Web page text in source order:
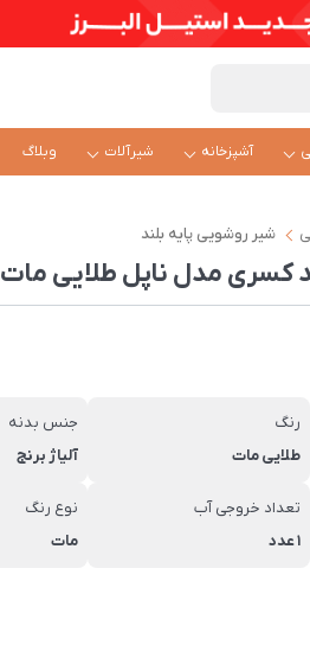
آشپزخانه شیرآلات وبلاگ
شیر روشویی پایه بلند
کسری مدل ناپل طلایی مات
رنگ
طلایی مات
جنس بدنه
آلیاژ برنج
تعداد خروجی آب
1 عدد
نوع رنگ
مات